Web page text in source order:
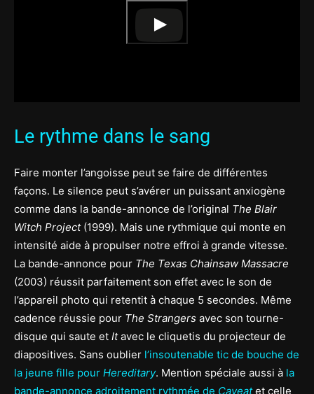
Le rythme dans le sang
Faire monter l’angoisse peut se faire de différentes
façons. Le silence peut s’avérer un puissant anxiogène
comme dans la bande-annonce de l’original The Blair
Witch Project(1999). Mais une rythmique qui monte en
intensité aide à propulser notre effroi à grande vitesse.
La bande-annonce pour The Texas Chainsaw Massacre
(2003) réussit parfaitement son effet avec le son de
l’appareil photo qui retentit à chaque 5 secondes. Même
cadence réussie pour The Strangers avec son tourne-
disque qui saute et Itavec le cliquetis du projecteur de
diapositives. Sans oublier l’insoutenable tic de bouche de
la jeune fille pour Hereditary. Mention spéciale aussi à la
bande-annonce adroitement rythmée de Caveatet celle